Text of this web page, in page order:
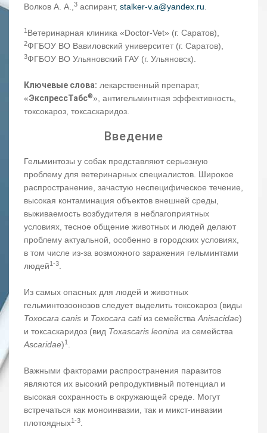
Волков А. А.,3 аспирант, stalker-v.a@yandex.ru.
1 Ветеринарная клиника «Doctor-Vet» (г. Саратов),
2ФГБОУ ВО Вавиловский университет (г. Саратов),
3ФГБОУ ВО Ульяновский ГАУ (г. Ульяновск).
Ключевые слова: лекарственный препарат,
«ЭкспрессТабс®», антигельминтная эффективность,
токсокароз, токсаскаридоз.
Введение
Гельминтозы у собак представляют серьезную
проблему для ветеринарных специалистов. Широкое
распространение, зачастую неспецифическое течение,
высокая контаминация объектов внешней среды,
выживаемость возбудителя в неблагоприятных
условиях, тесное общение животных и людей делают
проблему актуальной, особенно в городских условиях,
в том числе из-за возможного заражения гельминтами
людей1-3.
Из самых опасных для людей и животных
гельминтозоонозов следует выделить токсокароз (виды
Toxocara canis и Toxocara catiиз семействаAnisacidae)
и токсаскаридоз (вид Toxascaris leonina из семейства
Ascaridae)1 .
Важными факторами распространения паразитов
являются их высокий репродуктивный потенциал и
высокая сохранность в окружающей среде. Могут
встречаться как моноинвазии, так и микст-инвазии
плотоядных1-3.